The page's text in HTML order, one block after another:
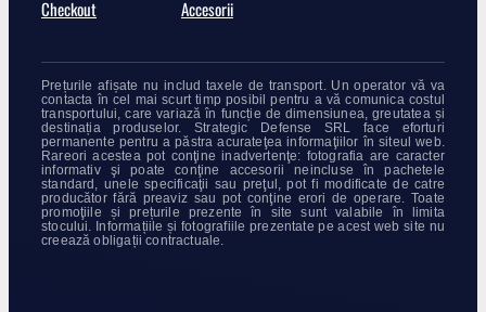
Checkout
Accesorii
Prețurile afișate nu includ taxele de transport. Un operator vă va
contacta în cel mai scurt timp posibil pentru a vă comunica costul
transportului, care variază în funcție de dimensiunea, greutatea și
destinația produselor. Strategic Defense SRL face eforturi
permanente pentru a păstra acurateţea informaţiilor în siteul web.
Rareori acestea pot conţine inadvertenţe: fotografia are caracter
informativ şi poate conţine accesorii neincluse în pachetele
standard, unele specificaţii sau preţul, pot fi modificate de catre
producător fără preaviz sau pot conţine erori de operare. Toate
promoţiile și prețurile prezente în site sunt valabile în limita
stocului. Informațiile și fotografiile prezentate pe acest web site nu
creează obligații contractuale.